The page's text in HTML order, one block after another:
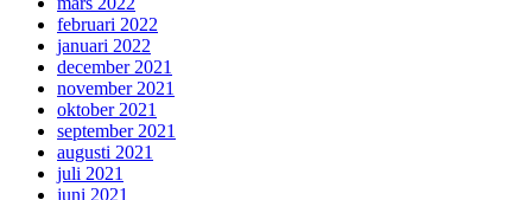
februari 2022
januari 2022
december 2021
november 2021
oktober 2021
september 2021
augusti 2021
juli 2021
juni 2021